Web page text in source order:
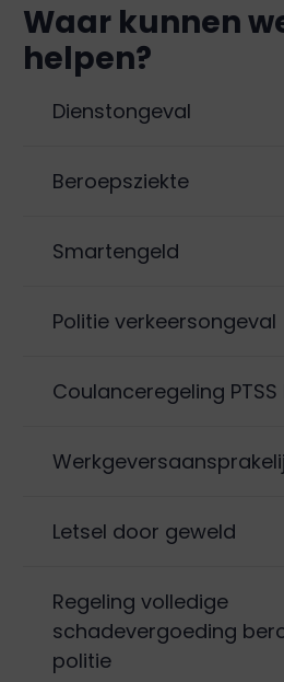
Waar kunnen
helpen?
Dienstongeval
Beroepsziekte
Smartengeld
Politie verkeersongeval
Coulanceregeling PTSS
Letsel door geweld
Regeling volledige
schadevergoeding
politie